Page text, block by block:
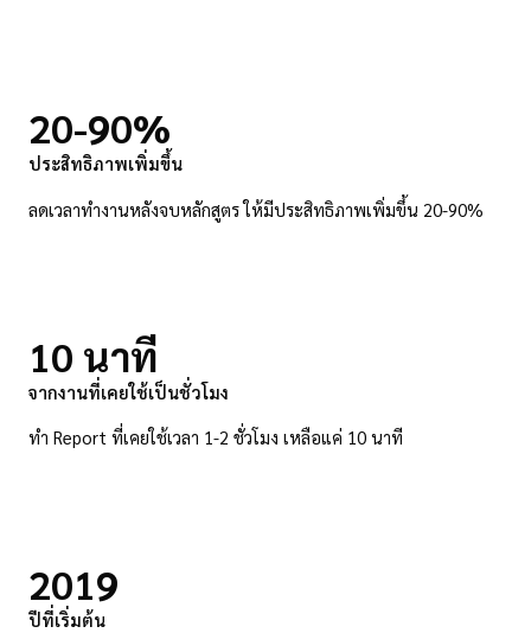
20-90%
ประสิทธิภาพเพิ่มขึ้น
ลดเวลาทำงานหลังจบหลักสูตร ให้มีประสิทธิภาพเพิ่มขึ้น 20-90%
10 นาที
จากงานที่เคยใช้เป็นชั่วโมง
ทำ Report ที่เคยใช้เวลา 1-2 ชั่วโมง เหลือแค่ 10 นาที
2019
ปีที่เริ่มต้น